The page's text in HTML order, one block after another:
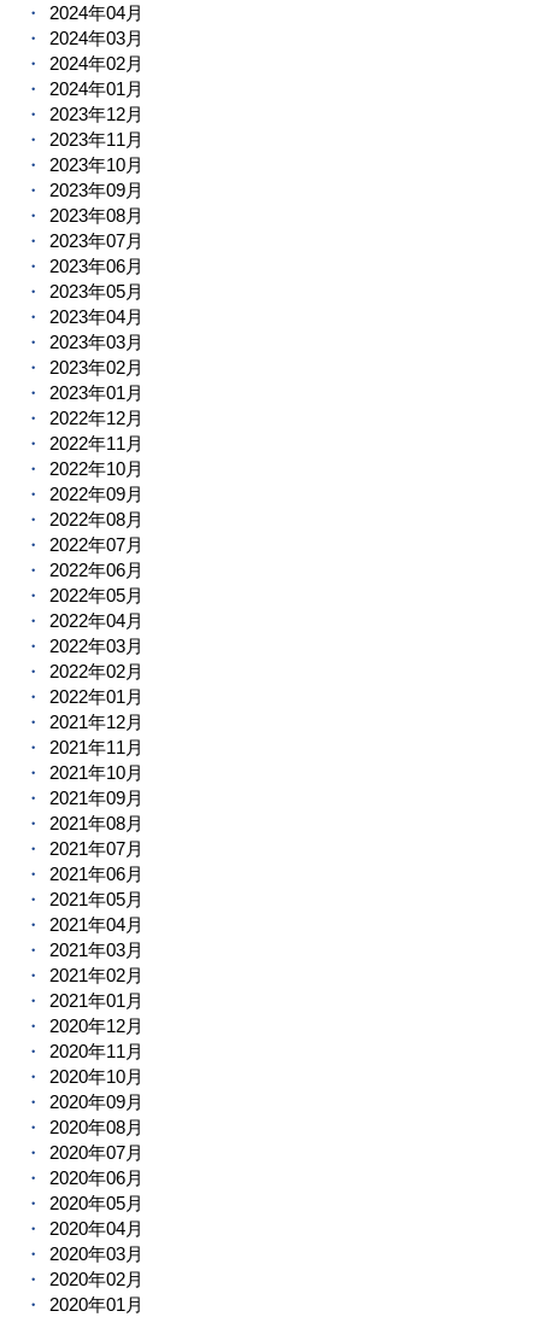
2024年04月
2024年03月
2024年02月
2024年01月
2023年12月
2023年11月
2023年10月
2023年09月
2023年08月
2023年07月
2023年06月
2023年05月
2023年04月
2023年03月
2023年02月
2023年01月
2022年12月
2022年11月
2022年10月
2022年09月
2022年08月
2022年07月
2022年06月
2022年05月
2022年04月
2022年03月
2022年02月
2022年01月
2021年12月
2021年11月
2021年10月
2021年09月
2021年08月
2021年07月
2021年06月
2021年05月
2021年04月
2021年03月
2021年02月
2021年01月
2020年12月
2020年11月
2020年10月
2020年09月
2020年08月
2020年07月
2020年06月
2020年05月
2020年04月
2020年03月
2020年02月
2020年01月